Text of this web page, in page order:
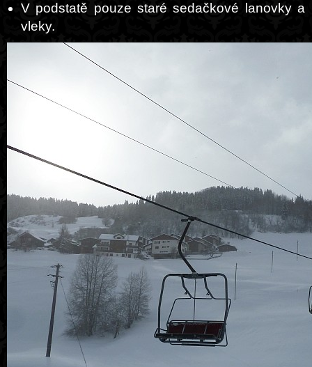
V podstatě pouze staré sedačkové lanovky a
vleky.